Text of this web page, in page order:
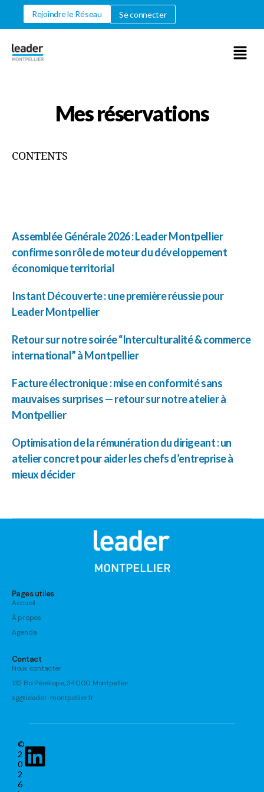
Rejoindre le Réseau Se connecter
Mes réservations
CONTENTS
Assemblée Générale 2026 : Leader Montpellier
confirme son rôle de moteur du développement
économique territorial
Instant Découverte : une première réussie pour
Leader Montpellier
Retour sur notre soirée “Interculturalité & commerce
international” à Montpellier
Facture électronique : mise en conformité sans
mauvaises surprises — retour sur notre atelier à
Montpellier
Optimisation de la rémunération du dirigeant : un
atelier concret pour aider les chefs d’entreprise à
mieux décider
Pages utiles
Accueil
À propos
Agenda
Contact
Nous contacter
132 Bd Pénélope, 34000 Montpellier
sg@leader-montpellier.fr
©
2
0
2
6